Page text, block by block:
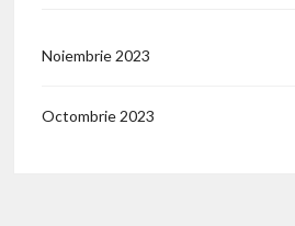
Noiembrie 2023
Octombrie 2023